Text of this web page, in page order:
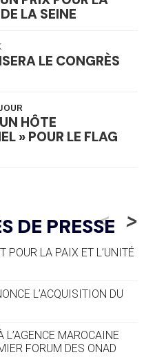
LA SEINE
LE CONGRÈS
HÔTE
» POUR LE FLAG
LA LUGE ALPINE
PAS FINI »
À BRISBANE SUR LA
2032
DES ARAVIS
DE PRESSE
<
POUR LA PAIX ET L’UNITÉ
L’ACQUISITION DU
L’AGENCE MAROCAINE
FORUM DES ONAD
>